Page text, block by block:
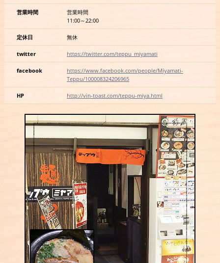
営業時間
営業時間
11:00～22:00
定休日 無休
twitter https://twitter.com/teppu_miyamati
facebook
https://www.facebook.com/people/Miyamati-
Teppu/100008324206965
HP http://vin-toast.com/teppu-miya.html